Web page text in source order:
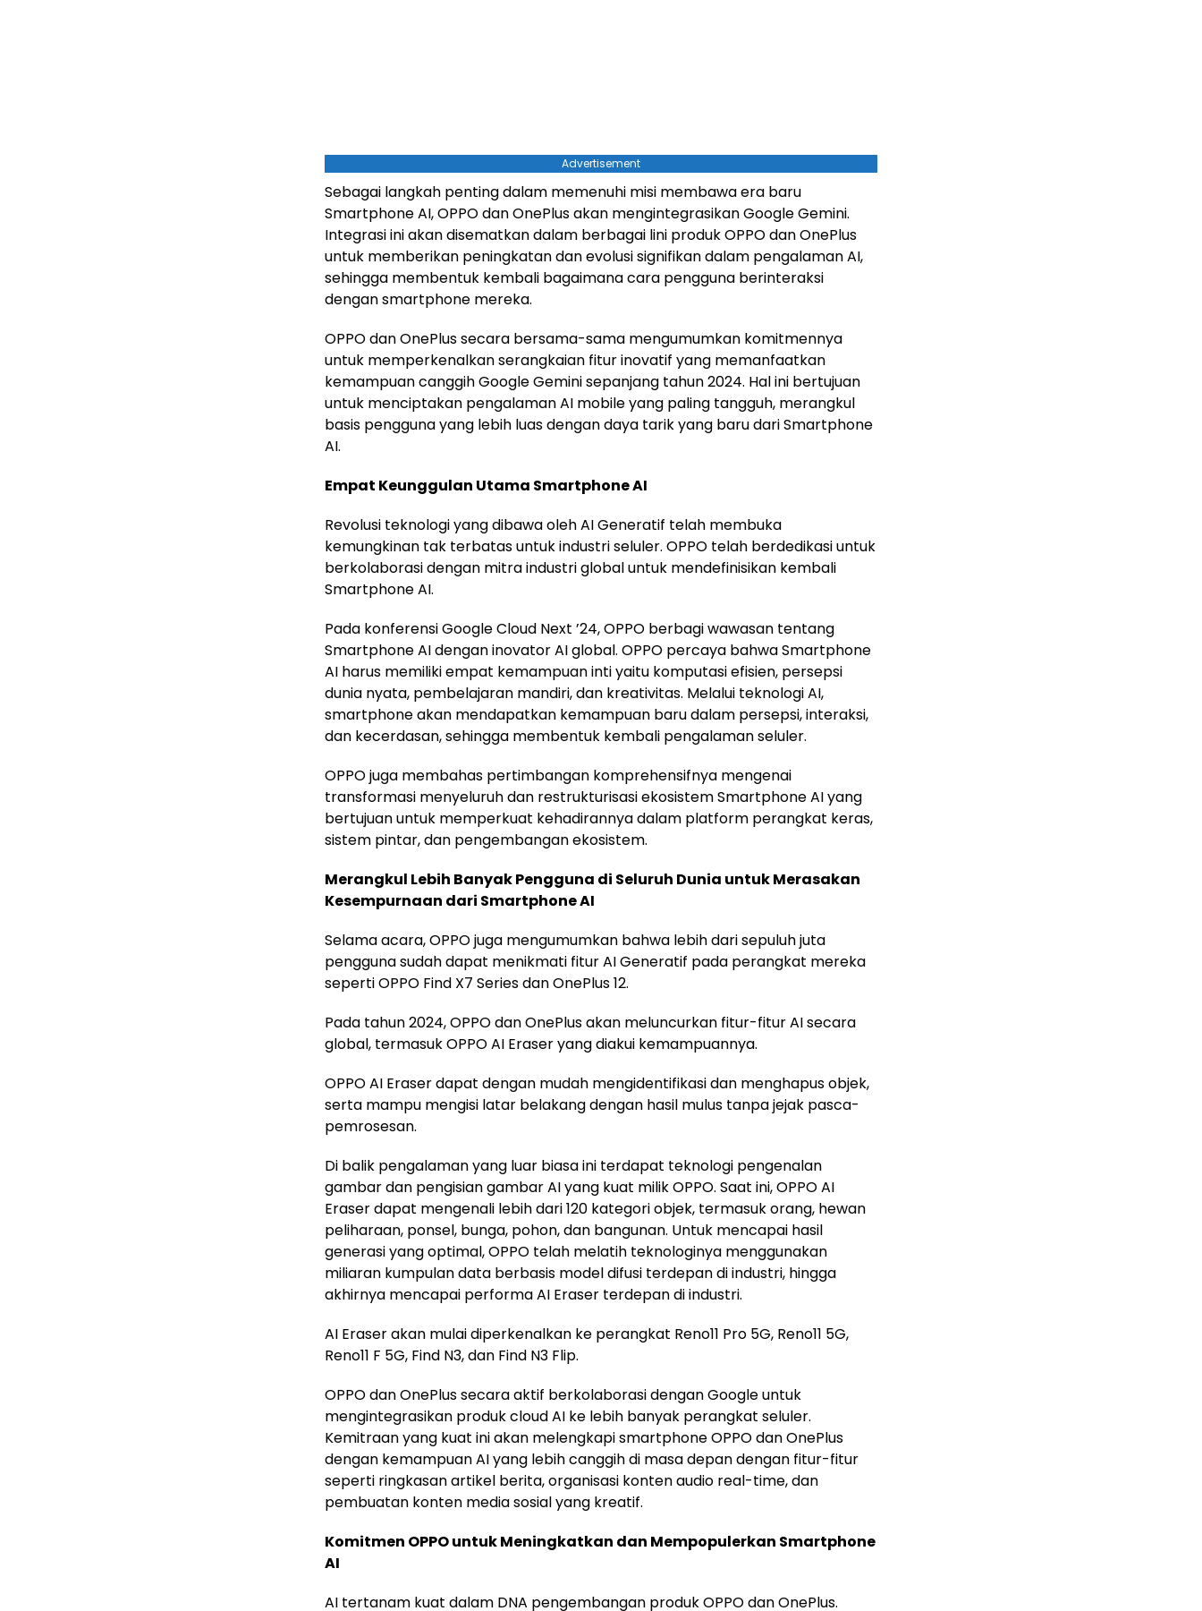
Advertisement
Sebagai langkah penting dalam memenuhi misi membawa era baru
Smartphone AI, OPPO dan OnePlus akan mengintegrasikan Google Gemini.
Integrasi ini akan disematkan dalam berbagai lini produk OPPO dan OnePlus
untuk memberikan peningkatan dan evolusi signifikan dalam pengalaman AI,
sehingga membentuk kembali bagaimana cara pengguna berinteraksi
dengan smartphone mereka.
OPPO dan OnePlus secara bersama-sama mengumumkan komitmennya
untuk memperkenalkan serangkaian fitur inovatif yang memanfaatkan
kemampuan canggih Google Gemini sepanjang tahun 2024. Hal ini bertujuan
untuk menciptakan pengalaman AI mobile yang paling tangguh, merangkul
basis pengguna yang lebih luas dengan daya tarik yang baru dari Smartphone
AI.
Empat Keunggulan Utama Smartphone AI
Revolusi teknologi yang dibawa oleh AI Generatif telah membuka
kemungkinan tak terbatas untuk industri seluler. OPPO telah berdedikasi untuk
berkolaborasi dengan mitra industri global untuk mendefinisikan kembali
Smartphone AI.
Pada konferensi Google Cloud Next ’24, OPPO berbagi wawasan tentang
Smartphone AI dengan inovator AI global. OPPO percaya bahwa Smartphone
AI harus memiliki empat kemampuan inti yaitu komputasi efisien, persepsi
dunia nyata, pembelajaran mandiri, dan kreativitas. Melalui teknologi AI,
smartphone akan mendapatkan kemampuan baru dalam persepsi, interaksi,
dan kecerdasan, sehingga membentuk kembali pengalaman seluler.
OPPO juga membahas pertimbangan komprehensifnya mengenai
transformasi menyeluruh dan restrukturisasi ekosistem Smartphone AI yang
bertujuan untuk memperkuat kehadirannya dalam platform perangkat keras,
sistem pintar, dan pengembangan ekosistem.
Merangkul Lebih Banyak Pengguna di Seluruh Dunia untuk Merasakan
Kesempurnaan dari Smartphone AI
Selama acara, OPPO juga mengumumkan bahwa lebih dari sepuluh juta
pengguna sudah dapat menikmati fitur AI Generatif pada perangkat mereka
seperti OPPO Find X7 Series dan OnePlus 12.
Pada tahun 2024, OPPO dan OnePlus akan meluncurkan fitur-fitur AI secara
global, termasuk OPPO AI Eraser yang diakui kemampuannya.
OPPO AI Eraser dapat dengan mudah mengidentifikasi dan menghapus objek,
serta mampu mengisi latar belakang dengan hasil mulus tanpa jejak pasca-
pemrosesan.
Di balik pengalaman yang luar biasa ini terdapat teknologi pengenalan
gambar dan pengisian gambar AI yang kuat milik OPPO. Saat ini, OPPO AI
Eraser dapat mengenali lebih dari 120 kategori objek, termasuk orang, hewan
peliharaan, ponsel, bunga, pohon, dan bangunan. Untuk mencapai hasil
generasi yang optimal, OPPO telah melatih teknologinya menggunakan
miliaran kumpulan data berbasis model difusi terdepan di industri, hingga
akhirnya mencapai performa AI Eraser terdepan di industri.
AI Eraser akan mulai diperkenalkan ke perangkat Reno11 Pro 5G, Reno11 5G,
Reno11 F 5G, Find N3, dan Find N3 Flip.
OPPO dan OnePlus secara aktif berkolaborasi dengan Google untuk
mengintegrasikan produk cloud AI ke lebih banyak perangkat seluler.
Kemitraan yang kuat ini akan melengkapi smartphone OPPO dan OnePlus
dengan kemampuan AI yang lebih canggih di masa depan dengan fitur-fitur
seperti ringkasan artikel berita, organisasi konten audio real-time, dan
pembuatan konten media sosial yang kreatif.
Komitmen OPPO untuk Meningkatkan dan Mempopulerkan Smartphone
AI
AI tertanam kuat dalam DNA pengembangan produk OPPO dan OnePlus.